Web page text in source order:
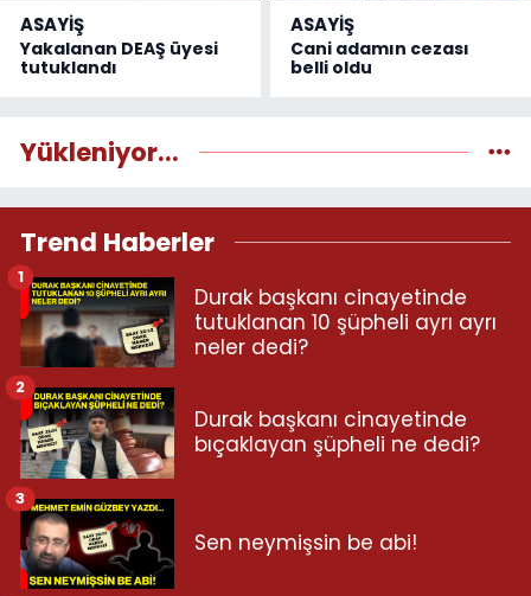
ASAYİŞ
Yakalanan DEAŞ üyesi
tutuklandı
ASAYİŞ
Cani adamın cezası
belli oldu
Yükleniyor...
Trend Haberler
Durak başkanı cinayetinde
tutuklanan 10 şüpheli ayrı ayrı
neler dedi?
1
Durak başkanı cinayetinde
bıçaklayan şüpheli ne dedi?
2
Sen neymişsin be abi!
3